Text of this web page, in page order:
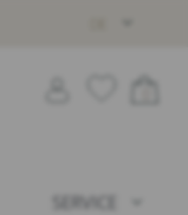
SERVICE